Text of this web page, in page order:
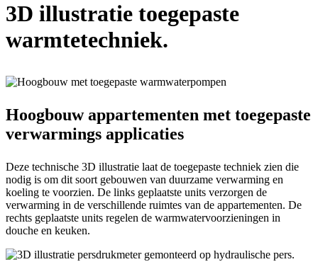
3D illustratie toegepaste
warmtetechniek.
Hoogbouw appartementen met toegepaste
verwarmings applicaties
Deze technische 3D illustratie laat de toegepaste techniek zien die
nodig is om dit soort gebouwen van duurzame verwarming en
koeling te voorzien. De links geplaatste units verzorgen de
verwarming in de verschillende ruimtes van de appartementen. De
rechts geplaatste units regelen de warmwatervoorzieningen in
douche en keuken.